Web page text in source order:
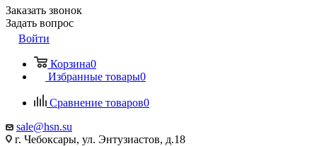
Заказать звонок
Задать вопрос
Войти
Корзина0
Избранные товары0
Сравнение товаров0
sale@hsn.su
г. Чебоксары, ул. Энтузиастов, д.18